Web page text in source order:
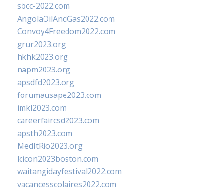
sbcc-2022.com
AngolaOilAndGas2022.com
Convoy4Freedom2022.com
grur2023.org
hkhk2023.org
napm2023.org
apsdfd2023.org
forumausape2023.com
imkl2023.com
careerfaircsd2023.com
apsth2023.com
MedItRio2023.org
lcicon2023boston.com
waitangidayfestival2022.com
vacancesscolaires2022.com